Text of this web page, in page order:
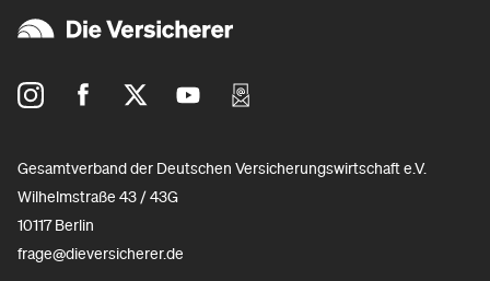
Gesamtverband der Deutschen Versicherungswirtschaft e.V.
Wilhelmstraße 43 / 43G
10117 Berlin
frage@dieversicherer.de